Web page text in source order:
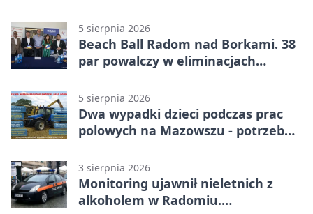
5 sierpnia 2026
Beach Ball Radom nad Borkami. 38
par powalczy w eliminacjach
5 sierpnia 2026
Dwa wypadki dzieci podczas prac
polowych na Mazowszu - potrzebna
3 sierpnia 2026
Monitoring ujawnił nieletnich z
alkoholem w Radomiu.